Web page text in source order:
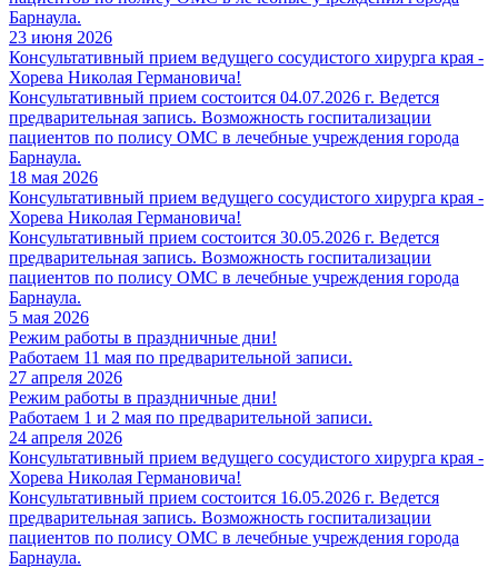
Барнаула.
23 июня 2026
Консультативный прием ведущего сосудистого хирурга края -
Хорева Николая Германовича!
Консультативный прием состоится 04.07.2026 г. Ведется
предварительная запись. Возможность госпитализации
пациентов по полису ОМС в лечебные учреждения города
Барнаула.
18 мая 2026
Консультативный прием ведущего сосудистого хирурга края -
Хорева Николая Германовича!
Консультативный прием состоится 30.05.2026 г. Ведется
предварительная запись. Возможность госпитализации
пациентов по полису ОМС в лечебные учреждения города
Барнаула.
5 мая 2026
Режим работы в праздничные дни!
Работаем 11 мая по предварительной записи.
27 апреля 2026
Режим работы в праздничные дни!
Работаем 1 и 2 мая по предварительной записи.
24 апреля 2026
Консультативный прием ведущего сосудистого хирурга края -
Хорева Николая Германовича!
Консультативный прием состоится 16.05.2026 г. Ведется
предварительная запись. Возможность госпитализации
пациентов по полису ОМС в лечебные учреждения города
Барнаула.